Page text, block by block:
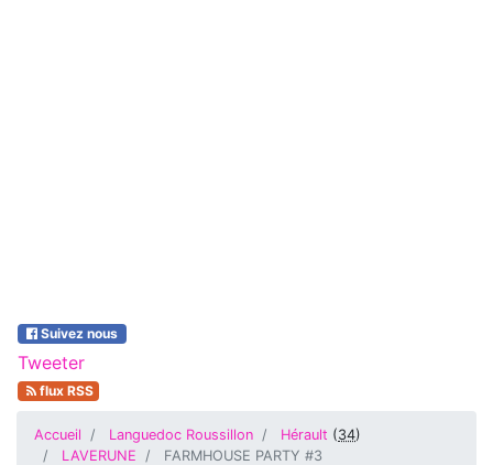
Suivez nous
Tweeter
flux RSS
Accueil Languedoc Roussillon Hérault (34)
LAVERUNE
FARMHOUSE PARTY #3